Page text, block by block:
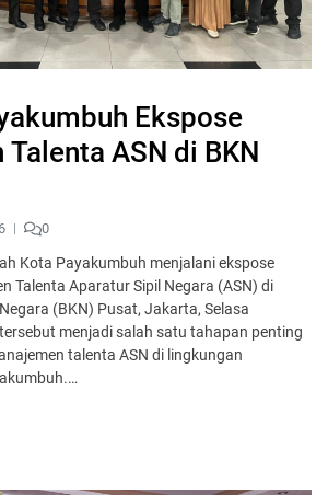
Ekspose
ASN di BKN
0
Kota Payakumbuh menjalani ekspose
Talenta Aparatur Sipil Negara (ASN) di
(BKN) Pusat, Jakarta, Selasa
menjadi salah satu tahapan penting
talenta ASN di lingkungan